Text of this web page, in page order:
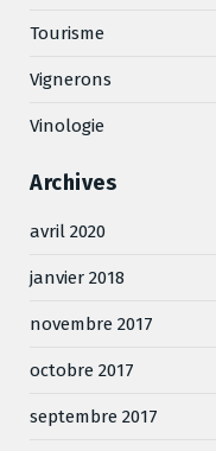
Tourisme
Vignerons
Vinologie
Archives
avril 2020
janvier 2018
novembre 2017
octobre 2017
septembre 2017